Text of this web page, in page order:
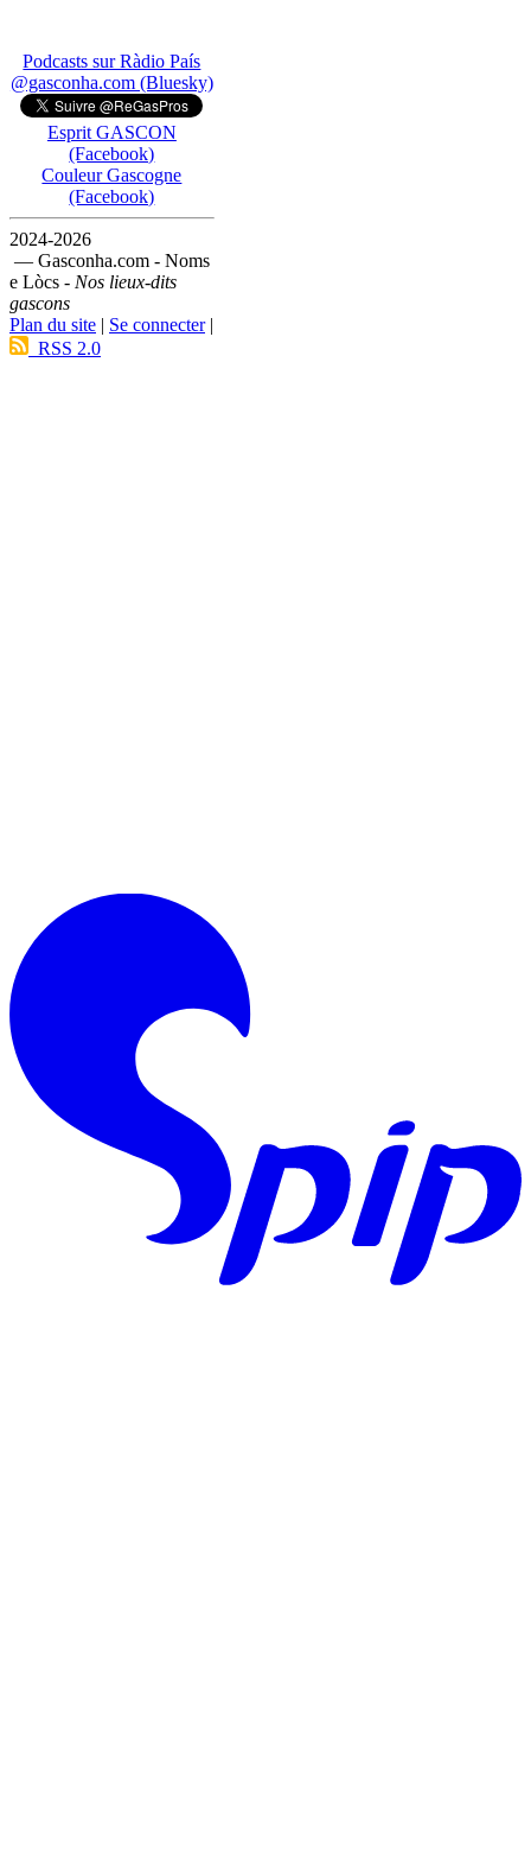
Podcasts sur Ràdio País
@gasconha.com (Bluesky)
Esprit GASCON
(Facebook)
Couleur Gascogne
(Facebook)
2024-2026
— Gasconha.com - Noms
e Lòcs - Nos lieux-dits
gascons
Plan du site | Se connecter|
RSS 2.0